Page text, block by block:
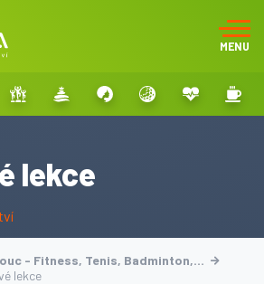
MENU
lekce
- Fitness, Tenis, Badminton,…
lekce